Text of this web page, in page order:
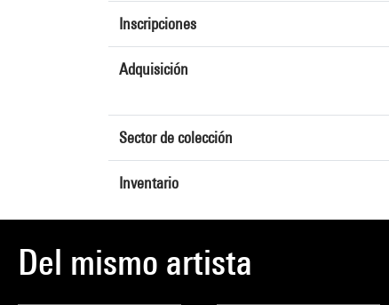
Inscripciones
Adquisición
Sector de colección
Inventario
Del mismo artista